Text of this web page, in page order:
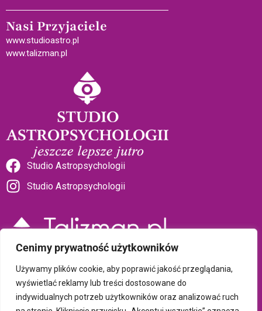
Cenimy prywatność użytkowników
Używamy plików cookie, aby poprawić jakość przeglądania,
wyświetlać reklamy lub treści dostosowane do
indywidualnych potrzeb użytkowników oraz analizować ruch
Nasi Przyjaciele
www.studioastro.pl
www.talizman.pl
Studio Astropsychologii
Studio Astropsychologii
Sklep Talizman